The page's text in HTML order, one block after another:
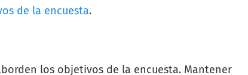
de la encuesta.
los objetivos de la encuesta. Mantener